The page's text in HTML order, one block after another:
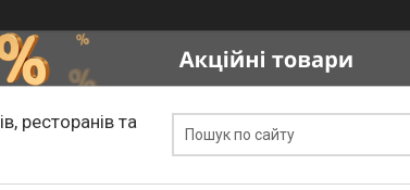
ресторанів та